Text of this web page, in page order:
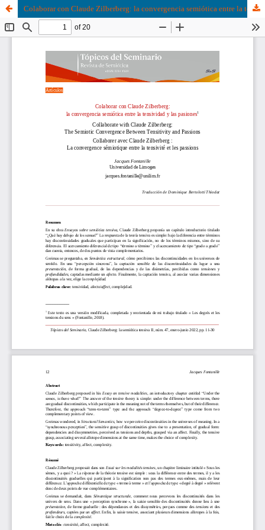
Colaborar con Claude Zilberberg: la convergencia semiótica entre la tensividad y las pasiones